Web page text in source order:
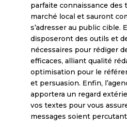
parfaite connaissance des
marché local et sauront
s’adresser au public cible.
disposeront des outils et
nécessaires pour rédiger
efficaces, alliant qualité
optimisation pour le
et persuasion. Enfin,
apportera un regard
vos textes pour vous
messages soient